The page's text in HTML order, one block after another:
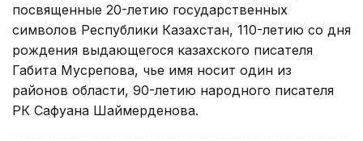
посвященные 20-летию государственных
символов Республики Казахстан, 110-летию со дня
рождения выдающегося казахского писателя
Габита Мусрепова, чье имя носит один из
районов области, 90-летию народного писателя
РК Сафуана Шаймерденова.